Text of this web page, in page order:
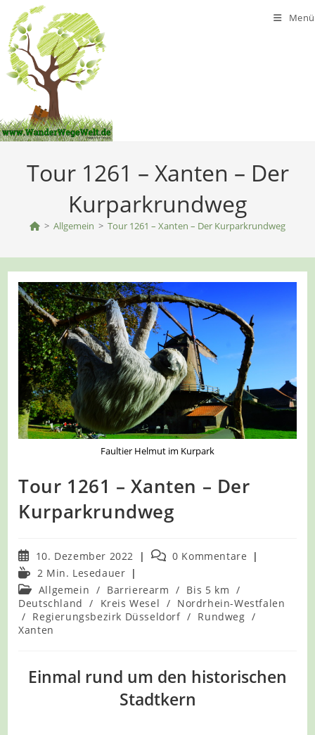
Inhalt
springen
Menü
Tour 1261 – Xanten – Der
Kurparkrundweg
> Allgemein > Tour 1261 – Xanten – Der Kurparkrundweg
Faultier Helmut im Kurpark
Tour 1261 – Xanten – Der
Kurparkrundweg
Beitrag
veröffentlicht:
10. Dezember 2022
Beitrags-0 Kommentare
Lesedauer:
2 Min. Lesedauer
Beitrags-
Kategorie:
Allgemein / Barrierearm / Bis 5 km /
Deutschland
/ Kreis Wesel / Nordrhein-Westfalen
/ Regierungsbezirk Düsseldorf / Rundweg /
Xanten
Einmal rund um den historischen
Stadtkern